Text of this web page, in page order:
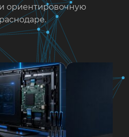
ориентировочную